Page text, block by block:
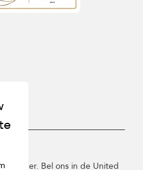
Finder. Bel ons in de United